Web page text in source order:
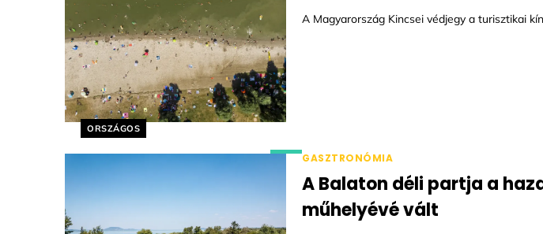
Helyszín címkék:
ORSZÁGOS
A Magyarország Kincsei védjegy a turisztikai
GASZTRONÓMIA
A Balaton déli partja a
műhelyévé vált